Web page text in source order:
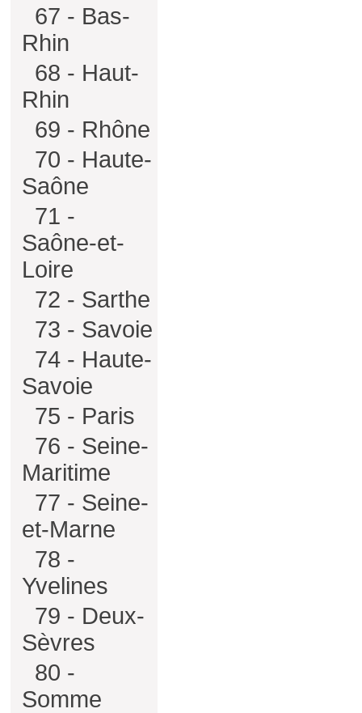
67 - Bas-
Rhin
68 - Haut-
Rhin
69 - Rhône
70 - Haute-
Saône
71 -
Saône-et-
Loire
72 - Sarthe
73 - Savoie
74 - Haute-
Savoie
75 - Paris
76 - Seine-
Maritime
77 - Seine-
et-Marne
78 -
Yvelines
79 - Deux-
Sèvres
80 -
Somme